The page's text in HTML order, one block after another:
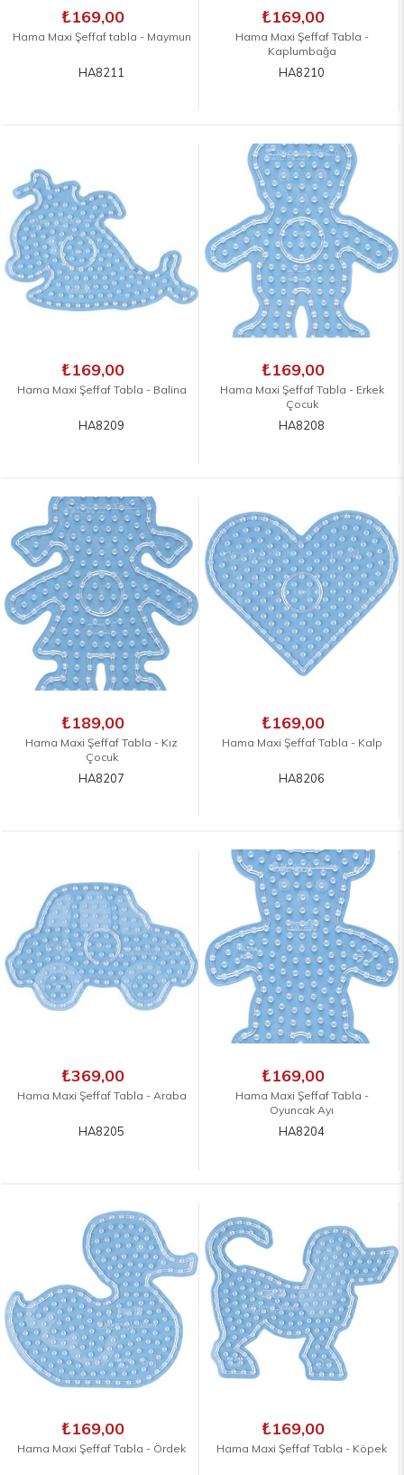
Hama Maxi Şeffaf tabla - Maymun
HA8211
₺169,00
Hama Maxi Şeffaf Tabla -
Kaplumbağa
HA8210
₺169,00
Hama Maxi Şeffaf Tabla - Balina
HA8209
₺169,00
Hama Maxi Şeffaf Tabla - Erkek
Çocuk
HA8208
₺169,00
Hama Maxi Şeffaf Tabla - Kız
Çocuk
HA8207
₺189,00
Hama Maxi Şeffaf Tabla - Kalp
HA8206
₺169,00
Hama Maxi Şeffaf Tabla - Araba
HA8205
₺369,00
Hama Maxi Şeffaf Tabla -
Oyuncak Ayı
HA8204
₺169,00
Hama Maxi Şeffaf Tabla - Ördek
₺169,00
Hama Maxi Şeffaf Tabla - Köpek
₺169,00